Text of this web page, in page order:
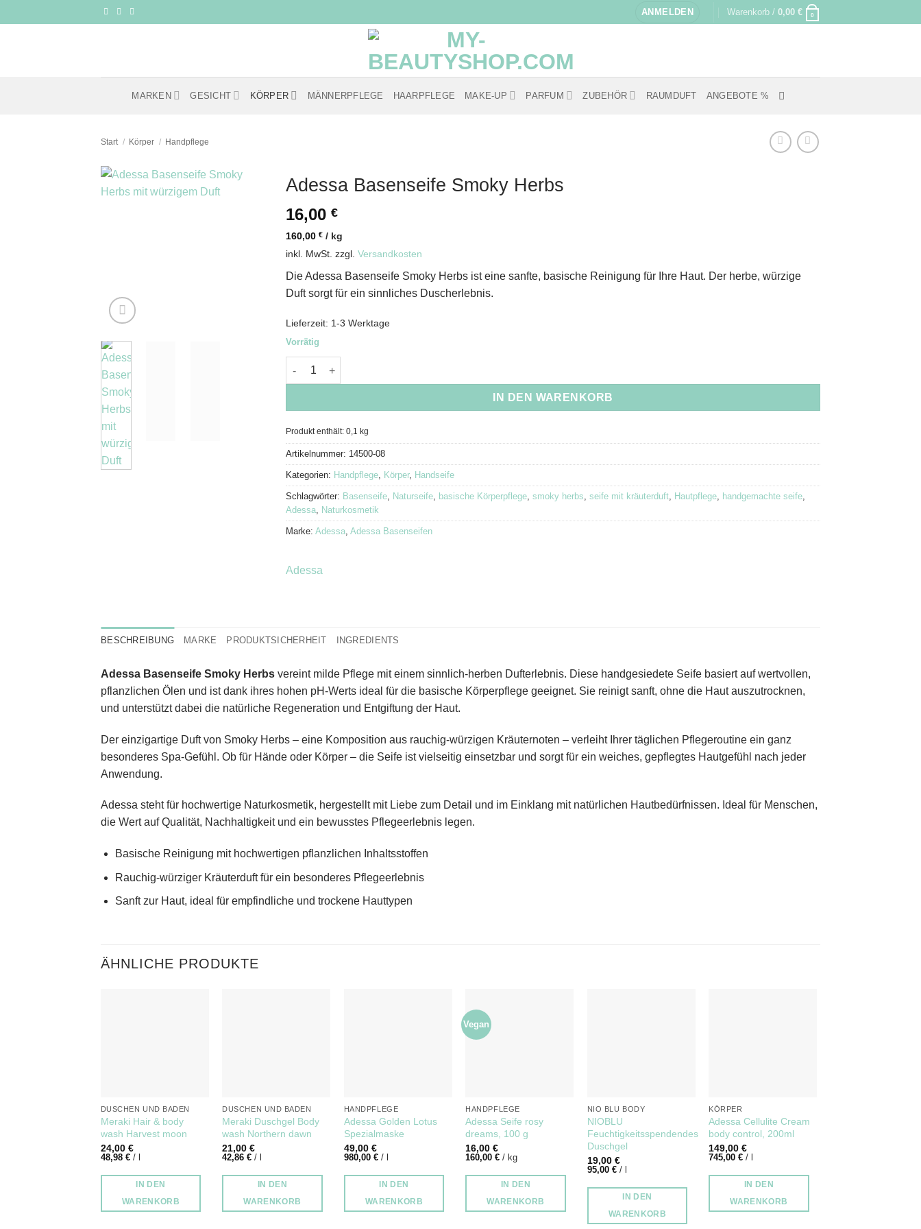
Inhalt
ANMELDEN Warenkorb / 0,00 € 0
MARKEN GESICHT KÖRPER MÄNNERPFLEGE HAARPFLEGE MAKE-UP PARFUM ZUBEHÖR RAUMDUFT ANGEBOTE %
Start / Körper / Handpflege
Adessa Basenseife Smoky Herbs
16,00 €
160,00 € / kg
inkl. MwSt. zzgl. Versandkosten
Die Adessa Basenseife Smoky Herbs ist eine sanfte, basische Reinigung für Ihre Haut. Der herbe, würzige
Duft sorgt für ein sinnliches Duscherlebnis.
Lieferzeit: 1-3 Werktage
Vorrätig
Adessa Basenseife Smoky Herbs Menge
IN DEN WARENKORB
Produkt enthält: 0,1 kg
Artikelnummer: 14500-08
Kategorien: Handpflege, Körper, Handseife
Schlagwörter: Basenseife, Naturseife, basische Körperpflege, smoky herbs, seife mit kräuterduft, Hautpflege, handgemachte seife,
Adessa, Naturkosmetik
Marke: Adessa, Adessa Basenseifen
Adessa
BESCHREIBUNG MARKE PRODUKTSICHERHEIT INGREDIENTS
Adessa Basenseife Smoky Herbs vereint milde Pflege mit einem sinnlich-herben Dufterlebnis. Diese handgesiedete Seife basiert auf wertvollen,
pflanzlichen Ölen und ist dank ihres hohen pH-Werts ideal für die basische Körperpflege geeignet. Sie reinigt sanft, ohne die Haut auszutrocknen,
und unterstützt dabei die natürliche Regeneration und Entgiftung der Haut.
Der einzigartige Duft von Smoky Herbs – eine Komposition aus rauchig-würzigen Kräuternoten – verleiht Ihrer täglichen Pflegeroutine ein ganz
besonderes Spa-Gefühl. Ob für Hände oder Körper – die Seife ist vielseitig einsetzbar und sorgt für ein weiches, gepflegtes Hautgefühl nach jeder
Anwendung.
Adessa steht für hochwertige Naturkosmetik, hergestellt mit Liebe zum Detail und im Einklang mit natürlichen Hautbedürfnissen. Ideal für Menschen,
die Wert auf Qualität, Nachhaltigkeit und ein bewusstes Pflegeerlebnis legen.
Basische Reinigung mit hochwertigen pflanzlichen Inhaltsstoffen
Rauchig-würziger Kräuterduft für ein besonderes Pflegeerlebnis
Sanft zur Haut, ideal für empfindliche und trockene Hauttypen
ÄHNLICHE PRODUKTE
DUSCHEN UND BADEN
Meraki Hair & body
wash Harvest moon
24,00 €
48,98 €/
IN DEN
WARENKORB
DUSCHEN UND BADEN
Meraki Duschgel Body
wash Northern dawn
21,00€
42,86€ /
IN DEN
WARENKORB
HANDPFLEGE
Adessa Golden Lotus
Spezialmaske
49,00 €
980,00 €/
IN DEN
WARENKORB
Vegan
HANDPFLEGE
Adessa Seife rosy
dreams, 100 g
16,00€
160,00€ / kg
IN DEN
WARENKORB
NIO BLU BODY
NIOBLU
Feuchtigkeitsspendendes
Duschgel
19,00 €
95,00 €/
IN DEN
WARENKORB
KÖRPER
Adessa Cellulite Cream
body control, 200ml
149,00€
745,00€ /
IN DEN
WARENKORB